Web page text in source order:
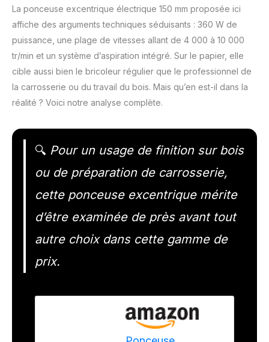
La ponceuse excentrique électrique 150 mm proposée ici
affiche des arguments techniques séduisants : 360 W de
puissance, une plage de vitesses allant de 4 000 à 10 000
tr/min et un système d’aspiration intégré. Sur le papier, elle
cible aussi bien le bricoleur régulier que le professionnel de
la carrosserie ou du travail du bois. Mais qu’en est-il dans la
réalité ? Voici notre analyse complète.
🔍 Pour un usage de finition sur bois
ou de préparation de carrosserie,
cette ponceuse excentrique mérite
d’être examinée de près avant tout
autre choix dans cette gamme de
prix.